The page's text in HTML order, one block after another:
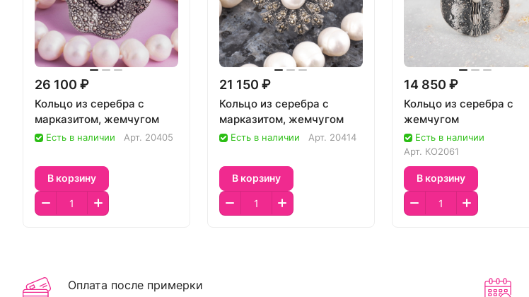
26 100 ₽
Кольцо из серебра с
марказитом, жемчугом
Есть в наличии Арт. 20405
В корзину
21 150 ₽
Кольцо из серебра с
марказитом, жемчугом
Есть в наличии Арт. 20414
В корзину
14 850 ₽
Кольцо из серебра с
жемчугом
Есть в наличии
Арт. КО2061
В корзину
Оплата после примерки